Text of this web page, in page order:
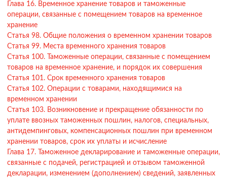
Глава 16. Временное хранение товаров и таможенные
операции, связанные с помещением товаров на временное
хранение
Статья 98. Общие положения о временном хранении товаров
Статья 99. Места временного хранения товаров
Статья 100. Таможенные операции, связанные с помещением
товаров на временное хранение, и порядок их совершения
Статья 101. Срок временного хранения товаров
Статья 102. Операции с товарами, находящимися на
временном хранении
Статья 103. Возникновение и прекращение обязанности по
уплате ввозных таможенных пошлин, налогов, специальных,
антидемпинговых, компенсационных пошлин при временном
хранении товаров, срок их уплаты и исчисление
Глава 17. Таможенное декларирование и таможенные операции,
связанные с подачей, регистрацией и отзывом таможенной
декларации, изменением (дополнением) сведений, заявленных